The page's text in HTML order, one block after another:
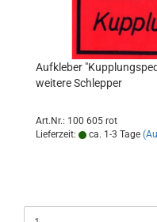
Aufkleber
weitere Schlepper
Art.Nr.: 100 605 rot
Lieferzeit:
ca. 1-3 Tage